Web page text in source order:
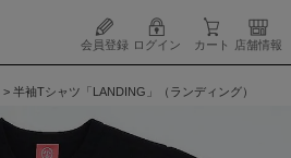
会員登録 ログイン カート 店舗情報
半袖Tシャツ「LANDING」（ランディング）